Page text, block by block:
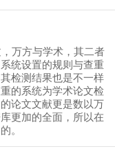
万方与学术，其二者
统设置的规则与查重
检测结果也是不一样
的系统为学术论文检
论文文献更是数以万
更加的全面，所以在
。